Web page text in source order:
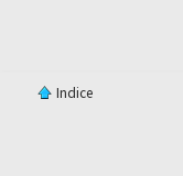
Indice